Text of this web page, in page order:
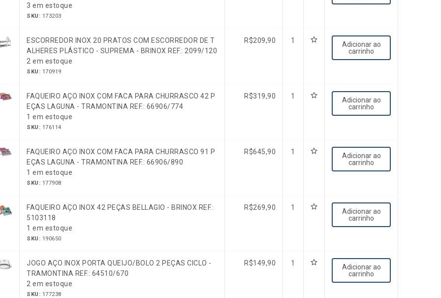
3 em estoque
SKU: 173203
ESCORREDOR INOX 20 PRATOS COM ESCORREDOR DE T
ALHERES PLÁSTICO - SUPREMA - BRINOX REF.: 2099/120
2 em estoque
SKU: 170919
R$209,90 1
Adicionar ao
carrinho
FAQUEIRO AÇO INOX COM FACA PARA CHURRASCO 42 P
EÇAS LAGUNA - TRAMONTINA REF.: 66906/774
1 em estoque
SKU: 176114
R$319,90 1
Adicionar ao
carrinho
FAQUEIRO AÇO INOX COM FACA PARA CHURRASCO 91 P
EÇAS LAGUNA - TRAMONTINA REF.: 66906/890
1 em estoque
SKU: 177908
R$645,90 1
Adicionar ao
carrinho
FAQUEIRO AÇO INOX 42 PEÇAS BELLAGIO - BRINOX REF.:
5103118
1 em estoque
SKU: 190650
R$269,90 1
Adicionar ao
carrinho
JOGO AÇO INOX PORTA QUEIJO/BOLO 2 PEÇAS CICLO -
TRAMONTINA REF.: 64510/670
2 em estoque
SKU: 177238
R$149,90 1
Adicionar ao
carrinho